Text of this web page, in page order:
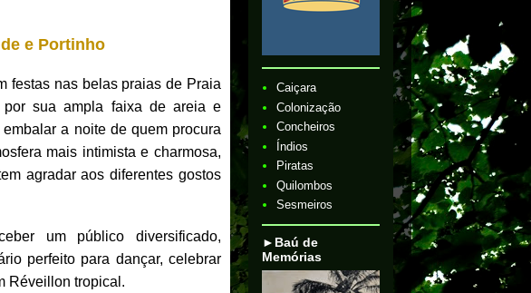
e Portinho
festas nas belas praias de Praia
por sua ampla faixa de areia e
a noite de quem procura
mais intimista e charmosa,
agradar aos diferentes gostos
um público diversificado,
perfeito para dançar, celebrar
Réveillon tropical.
Caiçara
Colonização
Concheiros
Índios
Piratas
Quilombos
Sesmeiros
►Baú de
Memórias